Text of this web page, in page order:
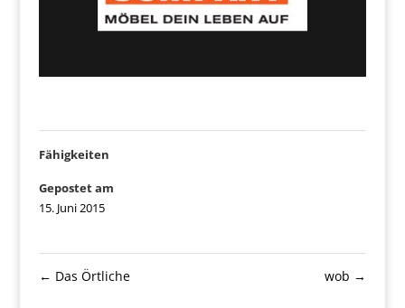
Fähigkeiten
Gepostet am
15. Juni 2015
← Das Örtliche wob →